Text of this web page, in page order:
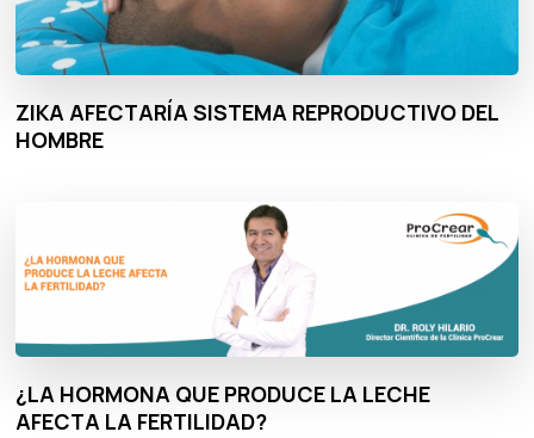
ZIKA AFECTARÍA SISTEMA REPRODUCTIVO DEL
HOMBRE
¿LA HORMONA QUE PRODUCE LA LECHE
AFECTA LA FERTILIDAD?